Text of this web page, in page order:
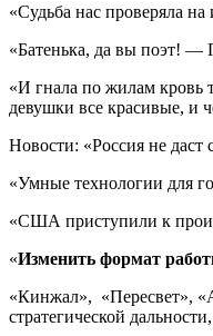
«Судьба нас проверяла
«Батенька, да вы поэт! —
«И гнала по жилам
девушки все красивые, и
Новости: «Россия не даст
«Умные технологии для
«США приступили к
«Изменить формат
«Кинжал», «Пересвет»,
стратегической